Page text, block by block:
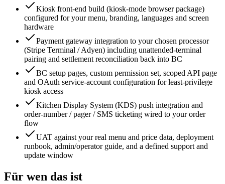
Kiosk front-end build (kiosk-mode browser package)
configured for your menu, branding, languages and screen
hardware
Payment gateway integration to your chosen processor
(Stripe Terminal / Adyen) including unattended-terminal
pairing and settlement reconciliation back into BC
BC setup pages, custom permission set, scoped API page
and OAuth service-account configuration for least-privilege
kiosk access
Kitchen Display System (KDS) push integration and
order-number / pager / SMS ticketing wired to your order
flow
UAT against your real menu and price data, deployment
runbook, admin/operator guide, and a defined support and
update window
Für wen das ist